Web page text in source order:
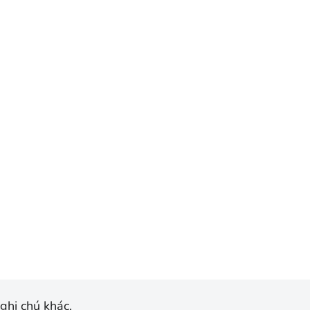
chú khác.